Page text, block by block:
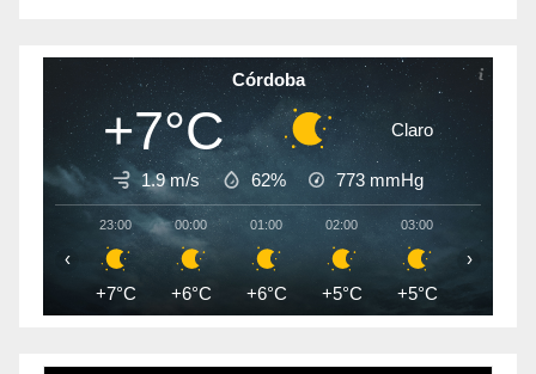
Córdoba
+7°C Claro
1.9 m/s 62% 773 mmHg
23:00
+7°C
00:00
+6°C
01:00
+6°C
02:00
+5°C
03:00
+5°C +4°C
‹ ›